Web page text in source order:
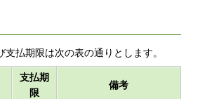
払期限は次の表の通りとします。
支払期
限
備考